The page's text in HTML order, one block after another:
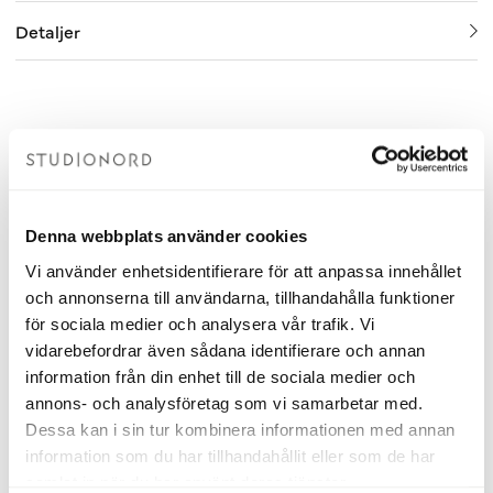
Denna webbplats använder cookies
Vi använder enhetsidentifierare för att anpassa innehållet
och annonserna till användarna, tillhandahålla funktioner
för sociala medier och analysera vår trafik. Vi
vidarebefordrar även sådana identifierare och annan
information från din enhet till de sociala medier och
annons- och analysföretag som vi samarbetar med.
Dessa kan i sin tur kombinera informationen med annan
information som du har tillhandahållit eller som de har
Detaljer
Tvättställsblandare Alice Krom Handtag Nova Svart